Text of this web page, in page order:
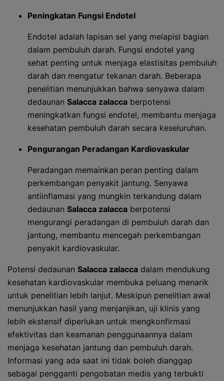
Peningkatan Fungsi Endotel
Endotel adalah lapisan sel yang melapisi bagian
dalam pembuluh darah. Fungsi endotel yang
sehat penting untuk menjaga elastisitas pembuluh
darah dan mengatur tekanan darah. Beberapa
penelitian menunjukkan bahwa senyawa dalam
dedaunan Salacca zalacca berpotensi
meningkatkan fungsi endotel, membantu menjaga
kesehatan pembuluh darah secara keseluruhan.
Pengurangan Peradangan Kardiovaskular
Peradangan memainkan peran penting dalam
perkembangan penyakit jantung. Senyawa
antiinflamasi yang mungkin terkandung dalam
dedaunan Salacca zalacca berpotensi
mengurangi peradangan di pembuluh darah dan
jantung, membantu mencegah perkembangan
penyakit kardiovaskular.
Potensi dedaunan Salacca zalacca dalam mendukung
kesehatan kardiovaskular membuka peluang menarik
untuk penelitian lebih lanjut. Meskipun penelitian awal
menunjukkan hasil yang menjanjikan, uji klinis yang
lebih ekstensif diperlukan untuk mengkonfirmasi
efektivitas dan keamanan penggunaannya dalam
menjaga kesehatan jantung dan pembuluh darah.
Informasi yang ada saat ini tidak boleh dianggap
sebagai pengganti pengobatan medis yang terbukti